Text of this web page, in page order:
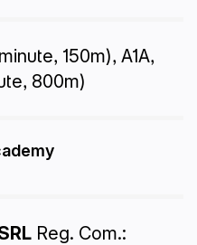
150m), A1A,
800m)
Reg. Com.: